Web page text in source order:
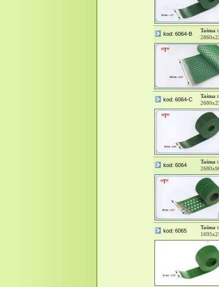
kod: 6064-B
Taśma
kod: 6064-C
Taśma
kod: 6064
Taśma
kod: 6065
Taśma